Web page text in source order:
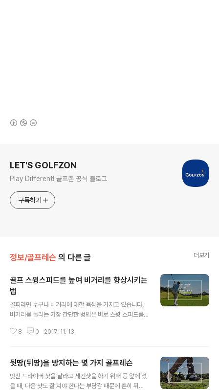
LET'S GOLFZON
Play Different! 골프존 공식 블로그
구독하기
정보/골프레슨 의 다른 글 더보기
골프 스윙스피드를 높여 비거리를 향상시키는
법
골퍼라면 누구나 비거리에 대한 욕심을 가지고 있습니다.
비거리를 늘리는 가장 간단한 벙법은 바로 스윙 스피드를
마음처럼 쉬운 일이 아니죠?^^ 오늘은 스윙 스피드를 높이
함께 몸통 회전이 동시에 진행 되어야 합니다. 몸의 꼬임과
풀림을 잘 조절할 수 있어야 하는데 골프 코일링(coiling)
의 기본은 백스윙시 하체를 단단히 고정하고 상체만으로
8 0 2017. 11. 13.
뒷땅(뒤땅)을 방지하는 몇 가지 골프레슨
멋진 드라이버 샷을 날라고 세컨샷을 하기 위해 공 앞에 섰
을 때, 다음 샷도 잘 쳐야 한다는 부담감 때문에 흔히 뒤땅